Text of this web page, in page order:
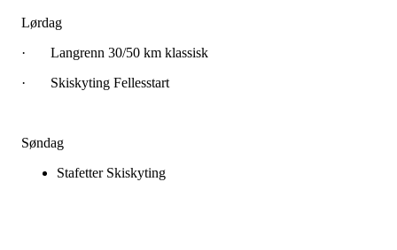
Lørdag
· Langrenn 30/50 km klassisk
· Skiskyting Fellesstart
Søndag
Stafetter Skiskyting